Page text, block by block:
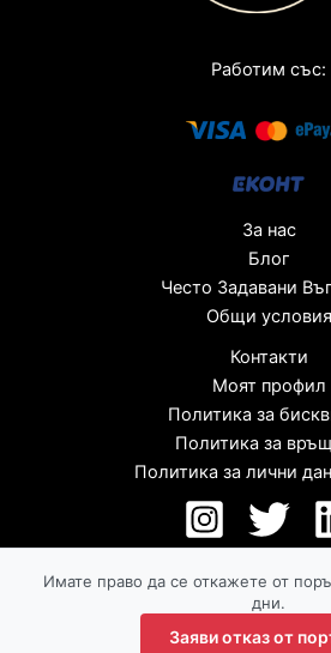
Работим със:
За нас
Блог
Често Задавани
Общи условия
Контакти
Моят профил
Политика за
Политика за
Политика за лични
Имате право да се откажете от
дни.
Заяви отказ от